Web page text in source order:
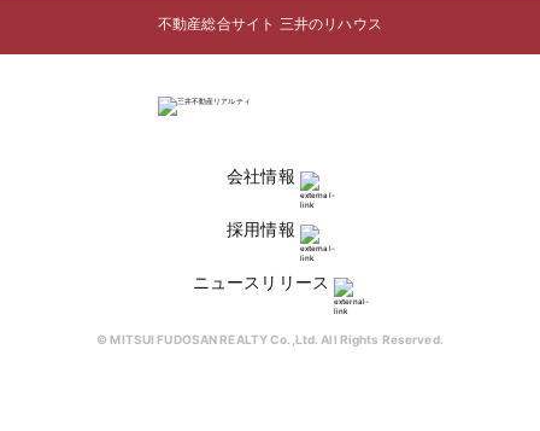
不動産総合サイト 三井のリハウス
会社情報
採用情報
ニュースリリース
© MITSUI FUDOSAN REALTY Co.,Ltd. All Rights Reserved.